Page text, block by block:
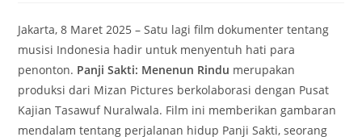
Jakarta, 8 Maret 2025 – Satu lagi film dokumenter tentang
musisi Indonesia hadir untuk menyentuh hati para
penonton. Panji Sakti: Menenun Rindu merupakan
produksi dari Mizan Pictures berkolaborasi dengan Pusat
Kajian Tasawuf Nuralwala. Film ini memberikan gambaran
mendalam tentang perjalanan hidup Panji Sakti, seorang